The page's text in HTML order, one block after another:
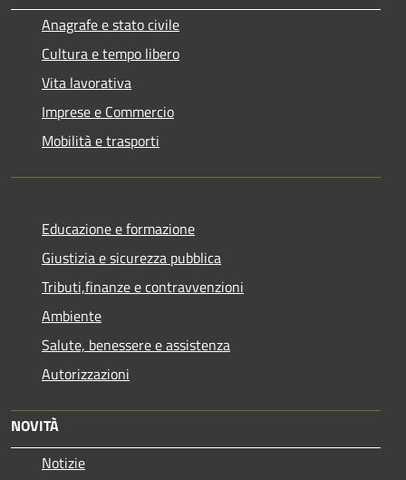
Anagrafe e stato civile
Cultura e tempo libero
Vita lavorativa
Imprese e Commercio
Mobilità e trasporti
Educazione e formazione
Giustizia e sicurezza pubblica
Tributi,finanze e contravvenzioni
Ambiente
Salute, benessere e assistenza
Autorizzazioni
NOVITÀ
Notizie